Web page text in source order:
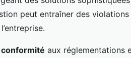
peut entraîner des
conformité aux réglementations